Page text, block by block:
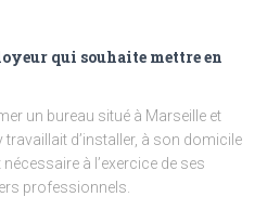
qui souhaite mettre en
un bureau situé à Marseille et
travaillait d’installer, à son domicile
à l’exercice de ses
professionnels.